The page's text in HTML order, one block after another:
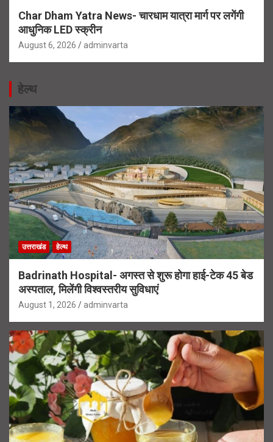
Char Dham Yatra News- चारधाम यात्रा मार्ग पर लगेंगी
आधुनिक LED स्क्रीन
August 6, 2026 adminvarta
हेल्थ
उत्तराखंड हेल्थ
Badrinath Hospital- अगस्त से शुरू होगा हाई-टेक 45 बेड
अस्पताल, मिलेंगी विश्वस्तरीय सुविधाएं
August 1, 2026 adminvarta